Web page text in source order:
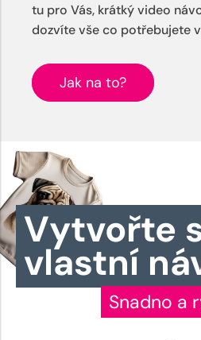
tu pro Vás, krátký video
dozvíte vše co potřebujete
Jak na to?
Vytvořte
vlastní
Snadno a